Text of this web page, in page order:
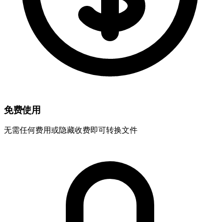
免费使用
无需任何费用或隐藏收费即可转换文件